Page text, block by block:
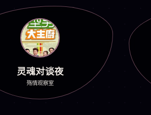
灵魂对谈夜
殇情观察室